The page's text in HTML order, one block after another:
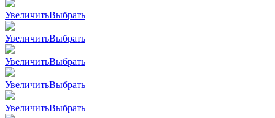
УвеличитьВыбрать
УвеличитьВыбрать
УвеличитьВыбрать
УвеличитьВыбрать
УвеличитьВыбрать